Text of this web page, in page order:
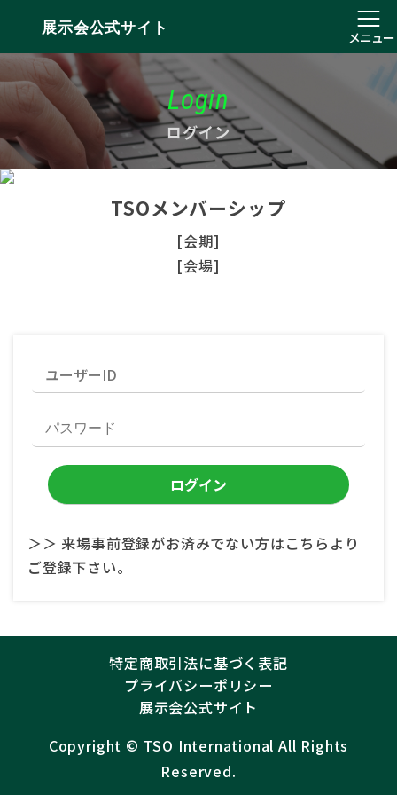
展示会公式サイト
メニュー
Login
ログイン
TSOメンバーシップ
[会期]
[会場]
＞＞ 来場事前登録がお済みでない方はこちらより
ご登録下さい。
特定商取引法に基づく表記
プライバシーポリシー
展示会公式サイト
Copyright ©︎ TSO International All Rights
Reserved.